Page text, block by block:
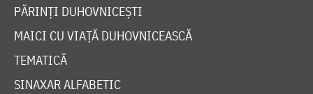
PĂRINȚI DUHOVNICEȘTI
MAICI CU VIAȚĂ DUHOVNICEASCĂ
TEMATICĂ
SINAXAR ALFABETIC